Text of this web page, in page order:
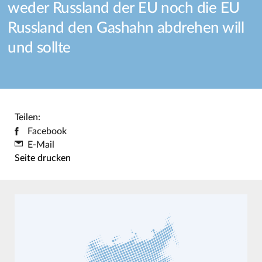
weder Russland der EU noch die EU
Russland den Gashahn abdrehen will
und sollte
Teilen:
Facebook
E-Mail
Seite drucken